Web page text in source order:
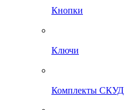
Кнопки
Ключи
Комплекты СКУД